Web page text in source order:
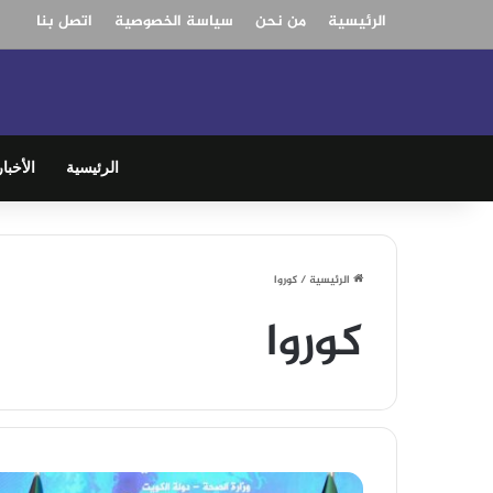
الرئيسية من نحن سياسة الخصوصية اتصل بنا
الرئيسية
الرئيسية/كوروا
كوروا